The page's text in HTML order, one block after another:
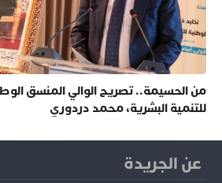
من الحسيمة.. تصريح الوالي المنسق
للتنمية البشرية، محمد دردوري
عن الجريدة